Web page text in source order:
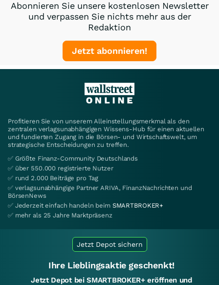
Abonnieren Sie unsere kostenlosen Newsletter
und verpassen Sie nichts mehr aus der
Redaktion
Jetzt abonnieren!
Profitieren Sie von unserem Alleinstellungsmerkmal als den
zentralen verlagsunabhängigen Wissens-Hub für einen aktuellen
und fundierten Zugang in die Börsen- und Wirtschaftswelt, um
strategische Entscheidungen zu treffen.
✅ Größte Finanz-Community Deutschlands
✅ über 550.000 registrierte Nutzer
✅ rund 2.000 Beiträge pro Tag
✅ verlagsunabhängige Partner ARIVA, FinanzNachrichten und
BörsenNews
✅ Jederzeit einfach handeln beim SMARTBROKER+
✅ mehr als 25 Jahre Marktpräsenz
Jetzt Depot sichern
Ihre Lieblingsaktie geschenkt!
Jetzt Depot bei SMARTBROKER+ eröffnen und